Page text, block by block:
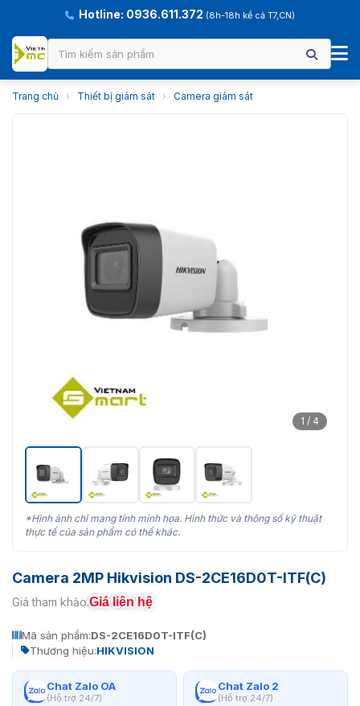
Hotline: 0936.611.372 (8h-18h kể cả T7,CN)
Trang chủ › Thiết bị giám sát › Camera giám sát
1 / 4
*Hình ảnh chỉ mang tính minh họa. Hình thức và thông số kỹ thuật
thực tế của sản phẩm có thể khác.
Camera 2MP Hikvision DS-2CE16D0T-ITF(C)
Giá tham khảo:Giá liên hệ
Mã sản phẩm:DS-2CE16D0T-ITF(C)
Thương hiệu:HIKVISION
Chat Zalo OA
(Hỗ trợ 24/7)
Chat Zalo 2
(Hỗ trợ 24/7)